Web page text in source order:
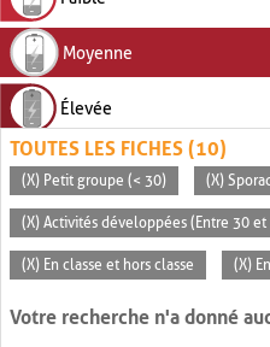
Moyenne
Élevée
TOUTES LES FICHES (10)
(X) Petit groupe (< 30) (X)
(X) Activités développées (Entre 30
(X) En classe et hors classe (X)
Votre recherche n'a donné